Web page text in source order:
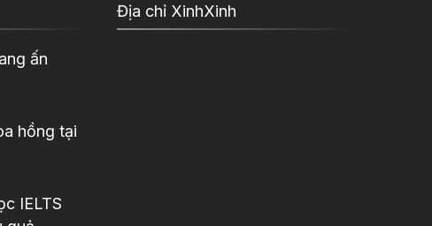
ấn
hồng tại
IELTS
Địa chỉ XinhXinh